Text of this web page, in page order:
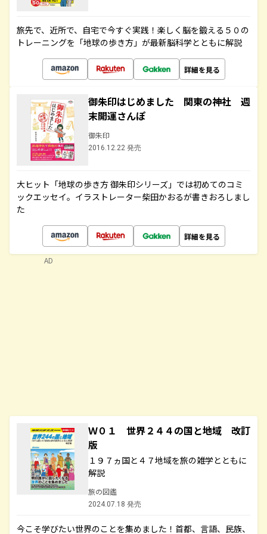
旅先で、近所で、自宅で今すぐ実践！楽しく脳を鍛える５０の
トレーニングを「地球の歩き方」が最新脳科学とともに解説
詳細を見る
御朱印はじめました 関東の神社 週
末開運さんぽ
御朱印
2016.12.22 発売
大ヒット「地球の歩き方 御朱印シリーズ」では初めてのコミ
ックエッセイ。イラストレーター柴田かおるが書きおろしまし
た
詳細を見る
Ｗ０１ 世界２４４の国と地域 改訂
版
１９７ヵ国と４７地域を旅の雑学とともに
解説
旅の図鑑
2024.07.18 発売
今こそ学びたい世界のことを集めました！首都、言語、民族、
AD